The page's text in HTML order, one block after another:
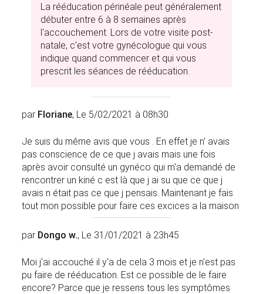
La rééducation périnéale peut généralement
débuter entre 6 à 8 semaines après
l'accouchement. Lors de votre visite post-
natale, c'est votre gynécologue qui vous
indique quand commencer et qui vous
prescrit les séances de rééducation.
par Floriane, Le 5/02/2021 à 08h30
Je suis du même avis que vous . En effet je n' avais
pas conscience de ce que j avais mais une fois
après avoir consulté un gynéco qui m'a demandé de
rencontrer un kiné c est là que j ai su que ce que j
avais n était pas ce que j pensais. Maintenant je fais
tout mon possible pour faire ces excices a la maison
par Dongo w., Le 31/01/2021 à 23h45
Moi j'ai accouché il y'a de cela 3 mois et je n'est pas
pu faire de rééducation. Est ce possible de le faire
encore? Parce que je ressens tous les symptômes